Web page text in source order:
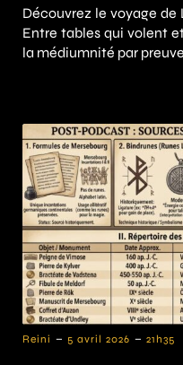
Découvrez le voyage de
Entre tables qui volent
la médiumnité par
Reini - 5 avril 2026 - 21h35